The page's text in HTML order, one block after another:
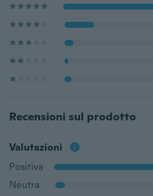
Recensioni sul prodotto
Valutazioni
Positiva
Neutra